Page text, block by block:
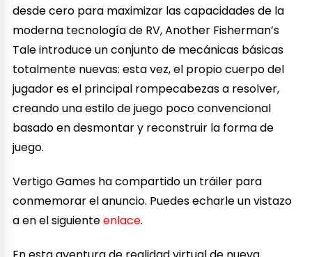
desde cero para maximizar las capacidades de la
moderna tecnología de RV, Another Fisherman’s
Tale introduce un conjunto de mecánicas básicas
totalmente nuevas: esta vez, el propio cuerpo del
jugador es el principal rompecabezas a resolver,
creando una estilo de juego poco convencional
basado en desmontar y reconstruir la forma de
juego.
Vertigo Games ha compartido un tráiler para
conmemorar el anuncio. Puedes echarle un vistazo
a en el siguienteenlace.